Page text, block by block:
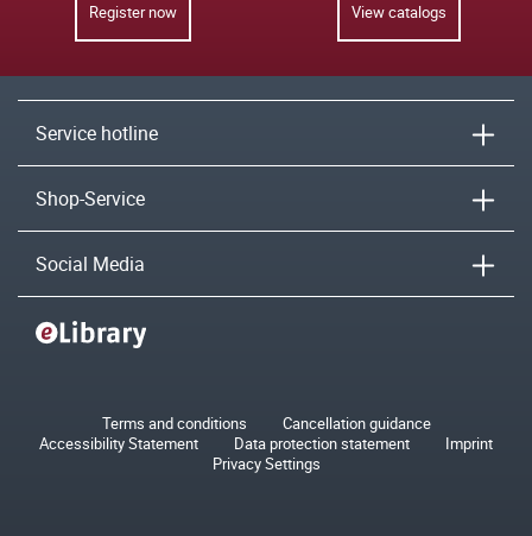
Register now View catalogs
Service hotline
Shop-Service
Social Media
Terms and conditions
Cancellation guidance
Accessibility Statement
Data protection statement
Imprint
Privacy Settings